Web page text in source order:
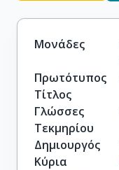
Μονάδες
Πρωτότυπος
Τίτλος
Γλώσσες
Τεκμηρίου
Δημιουργός
Κύρια